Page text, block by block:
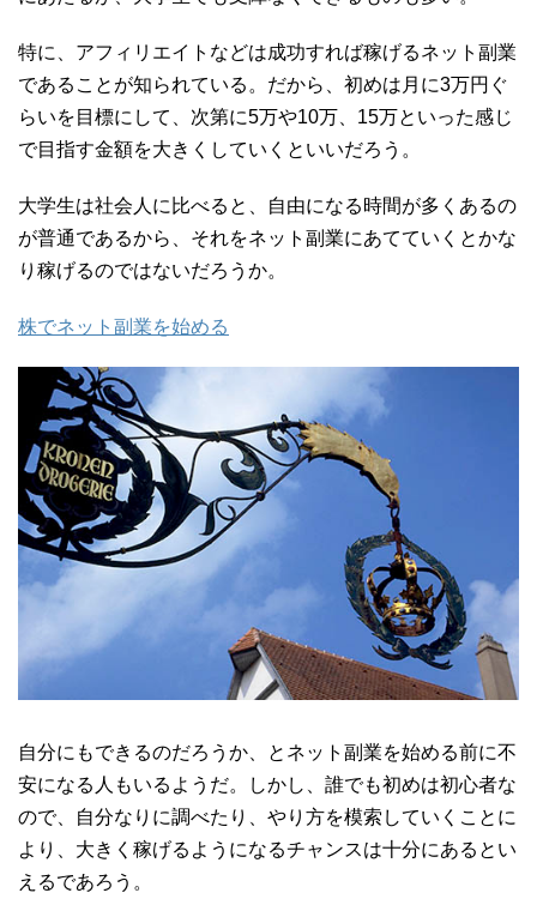
特に、アフィリエイトなどは成功すれば稼げるネット副業
であることが知られている。だから、初めは月に3万円ぐ
らいを目標にして、次第に5万や10万、15万といった感じ
で目指す金額を大きくしていくといいだろう。
大学生は社会人に比べると、自由になる時間が多くあるの
が普通であるから、それをネット副業にあてていくとかな
り稼げるのではないだろうか。
株でネット副業を始める
自分にもできるのだろうか、とネット副業を始める前に不
安になる人もいるようだ。しかし、誰でも初めは初心者な
ので、自分なりに調べたり、やり方を模索していくことに
より、大きく稼げるようになるチャンスは十分にあるとい
えるであろう。